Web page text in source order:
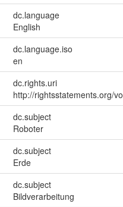
dc.language
English
dc.language.iso
en
dc.rights.uri
http://rightsstatements.org/
dc.subject
Roboter
dc.subject
Erde
dc.subject
Bildverarbeitung